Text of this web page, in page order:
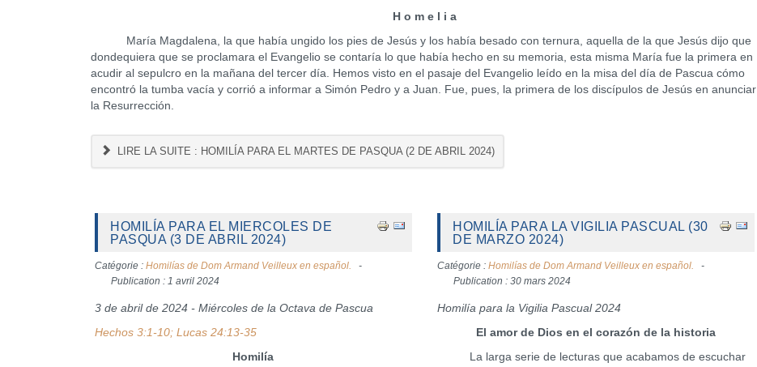
H o m e l i a
María Magdalena, la que había ungido los pies de Jesús y los había besado con ternura, aquella de la que Jesús dijo que
dondequiera que se proclamara el Evangelio se contaría lo que había hecho en su memoria, esta misma María fue la primera en
acudir al sepulcro en la mañana del tercer día. Hemos visto en el pasaje del Evangelio leído en la misa del día de Pascua cómo
encontró la tumba vacía y corrió a informar a Simón Pedro y a Juan. Fue, pues, la primera de los discípulos de Jesús en anunciar
la Resurrección.
LIRE LA SUITE : HOMILÍA PARA EL MARTES DE PASQUA (2 DE ABRIL 2024)
HOMILÍA PARA EL MIERCOLES DE
PASQUA (3 DE ABRIL 2024)
Catégorie : Homilías de Dom Armand Veilleux en español.
Publication : 1 avril 2024
3 de abril de 2024 - Miércoles de la Octava de Pascua
Hechos 3:1-10; Lucas 24:13-35
Homilía
HOMILÍA PARA LA VIGILIA PASCUAL (30
DE MARZO 2024)
Catégorie :Homilías de Dom Armand Veilleux en español.
Publication : 30 mars 2024
Homilía para la Vigilia Pascual 2024
El amor de Dios en el corazón de la historia
La larga serie de lecturas que acabamos de escuchar